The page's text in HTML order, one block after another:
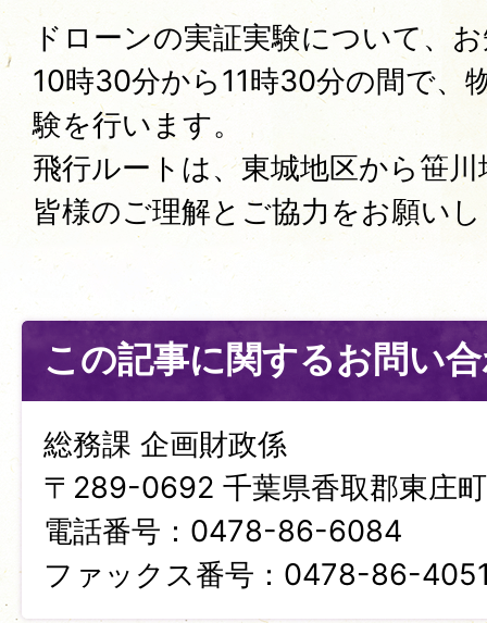
ドローンの実証実験について、
10時30分から11時30分の間で、
験を行います。
飛行ルートは、東城地区から笹
皆様のご理解とご協力をお願い
この記事に関するお問い
総務課 企画財政係
〒289-0692 千葉県香取郡東庄
電話番号：0478-86-6084
ファックス番号：0478-86-